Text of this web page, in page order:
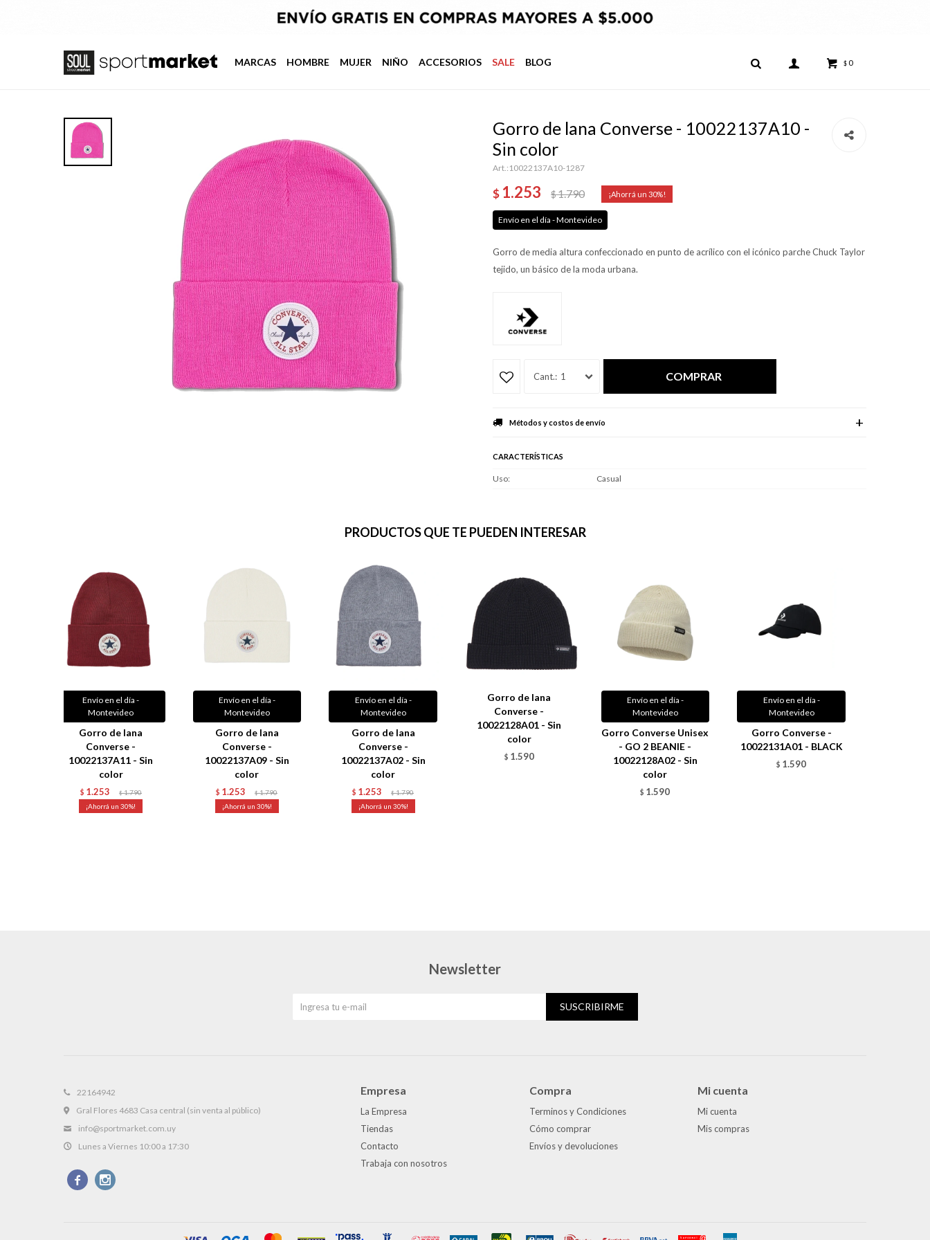
MARCAS HOMBRE MUJER NIÑO ACCESORIOS SALE BLOG $ 0
Gorro de lana Converse - 10022137A10 -
Sin color
10022137A10-1287
$ 1.253 $1.790 30
Envío en el día - Montevideo
Gorro de media altura confeccionado en punto de acrílico con el icónico parche Chuck Taylor
tejido, un básico de la moda urbana.
1 COMPRAR
Métodos y costos de envío
CARACTERÍSTICAS
Uso Casual
PRODUCTOS QUE TE PUEDEN INTERESAR
Envío en el día -
Montevideo
Gorro de lana
Converse -
10022137A11 - Sin
color
$ 1.253 $ 1.790
30
Envío en el día -
Montevideo
Gorro de lana
Converse -
10022137A09 - Sin
color
$ 1.253 $ 1.790
30
Envío en el día -
Montevideo
Gorro de lana
Converse -
10022137A02 - Sin
color
$ 1.253 $ 1.790
30
Gorro de lana
Converse -
10022128A01 - Sin
color
$ 1.590
Envío en el día -
Montevideo
Gorro Converse Unisex
- GO 2 BEANIE -
10022128A02 - Sin
color
$ 1.590
Envío en el día -
Montevideo
Gorro Converse -
10022131A01 - BLACK
$ 1.590
22164942
Gral Flores 4683 Casa central (sin venta al público)
info@sportmarket.com.uy
Lunes a Viernes 10:00 a 17:30
 
Empresa
La Empresa
Tiendas
Contacto
Trabaja con nosotros
Compra
Terminos y Condiciones
Cómo comprar
Envíos y devoluciones
Mi cuenta
Mi cuenta
Mis compras
Newsletter
SUSCRIBIRME